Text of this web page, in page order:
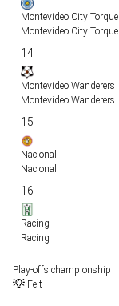
Montevideo City Torque
Montevideo City Torque
14
Montevideo Wanderers
Montevideo Wanderers
15
Nacional
Nacional
16
Racing
Racing
Play-offs championship
Feit